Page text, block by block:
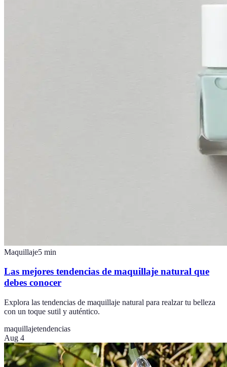
Maquillaje5 min
Las mejores tendencias de maquillaje natural que
debes conocer
Explora las tendencias de maquillaje natural para realzar tu belleza
con un toque sutil y auténtico.
maquillajetendencias
Aug 4